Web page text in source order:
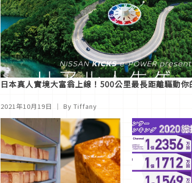
日本真人實境大富翁上線！500公里最長距離驅動你
2021年10月19日 ｜ By Tiffany